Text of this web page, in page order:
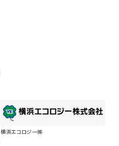
横浜エコロジー㈱